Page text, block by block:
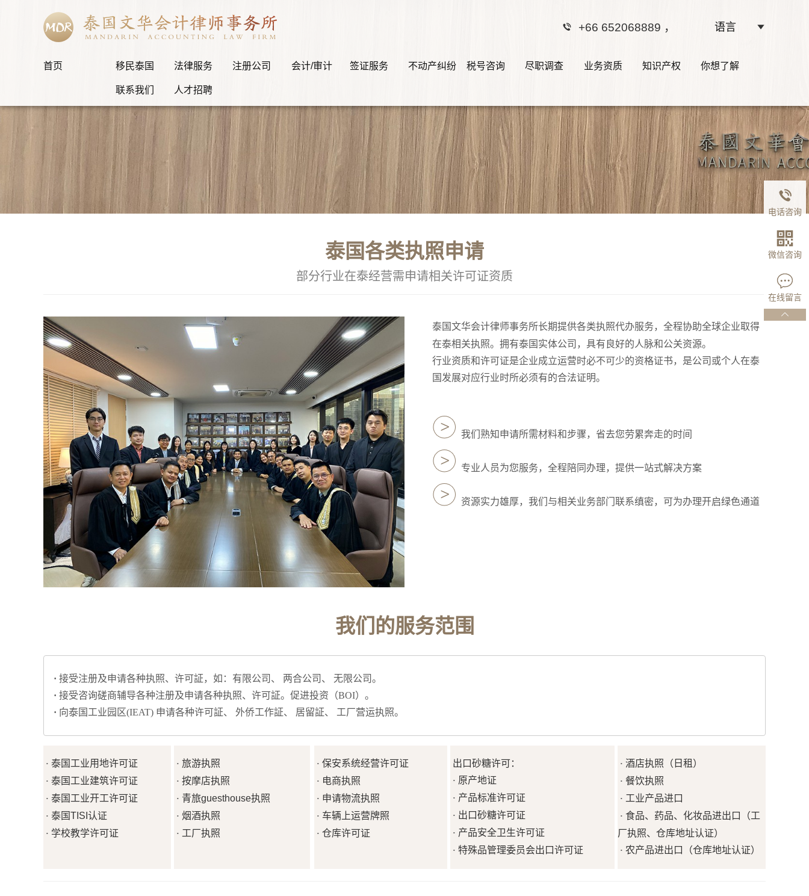
语言
+66 652068889 ，
首页 移民泰国 法律服务 注册公司 会计/审计 签证服务 不动产纠纷 税号咨询 尽职调查 业务资质 知识产权 你想了解
联系我们 人才招聘
泰国各类执照申请
部分行业在泰经营需申请相关许可证资质
泰国文华会计律师事务所长期提供各类执照代办服务，全程协助全球企业取得
在泰相关执照。拥有泰国实体公司，具有良好的人脉和公关资源。
行业资质和许可证是企业成立运营时必不可少的资格证书，是公司或个人在泰
国发展对应行业时所必须有的合法证明。
我们熟知申请所需材料和步骤，省去您劳累奔走的时间
专业人员为您服务，全程陪同办理，提供一站式解决方案
资源实力雄厚，我们与相关业务部门联系缜密，可为办理开启绿色通道
我们的服务范围
· 接受注册及申请各种执照、许可証，如：有限公司、 两合公司、 无限公司。
· 接受咨询磋商辅导各种注册及申请各种执照、许可証。促进投资（BOI）。
· 向泰国工业园区(IEAT) 申请各种许可証、 外侨工作証、 居留証、 工厂营运执照。
· 泰国工业用地许可证
· 泰国工业建筑许可证
· 泰国工业开工许可证
· 泰国TISI认证
· 学校教学许可证
· 旅游执照
· 按摩店执照
· 青旅guesthouse执照
· 烟酒执照
· 工厂执照
· 保安系统经营许可证
· 电商执照
· 申请物流执照
· 车辆上运营牌照
· 仓库许可证
出口砂糖许可：
· 原产地证
· 产品标准许可证
· 出口砂糖许可证
· 产品安全卫生许可证
· 特殊品管理委员会出口许可证
· 酒店执照（日租）
· 餐饮执照
· 工业产品进口
· 食品、药品、化妆品进出口（工
厂执照、仓库地址认证）
· 农产品进出口（仓库地址认证）
电话咨询
微信咨询
在线留言